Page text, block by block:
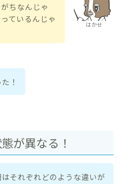
はかせ
ちなんじゃ
ているんじゃ
！
が異なる！
はそれぞれどのような違いが